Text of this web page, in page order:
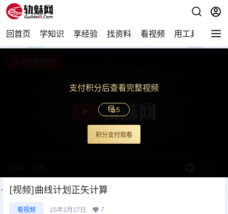
回首页 学知识 享经验 找资料 看视频 用工具 论技
支付积分后查看完整视频
5
积分支付观看
[视频]曲线计划正矢计算
看视频 25年2月27日 7